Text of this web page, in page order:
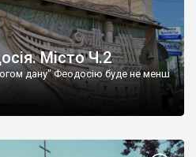
Місто Ч.2
дану" Феодосію буде не менш